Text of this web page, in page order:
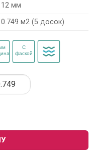
12 мм
0.749 м2 (5 досок)
Gallery 504425025